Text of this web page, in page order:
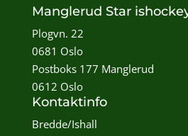
Manglerud Star
Plogvn. 22
0681 Oslo
Postboks 177 Manglerud
0612 Oslo
Kontaktinfo
Bredde/Ishall